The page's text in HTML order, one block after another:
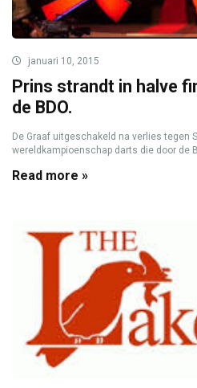
januari 10, 2015
Prins strandt in halve
de BDO.
De Graaf uitgeschakeld na verlies tegen
wereldkampioenschap darts die door de
Read more »